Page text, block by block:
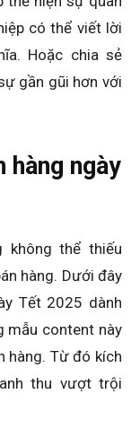
có thể viết lời
Hoặc chia sẻ
gần gũi hơn với
hàng ngày
không thể thiếu
hàng. Dưới đây
Tết 2025 dành
mẫu content này
hàng. Từ đó kích
thu vượt trội